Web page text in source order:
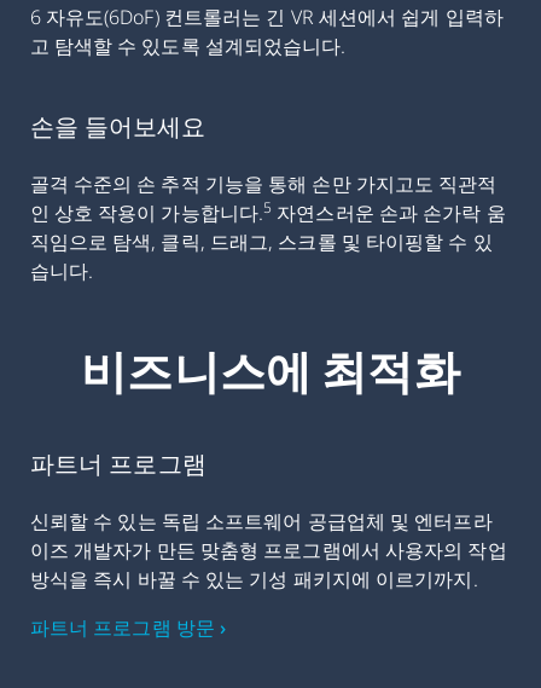
6 자유도(6DoF) 컨트롤러는 긴 VR 세션에서 쉽게 입력하
고 탐색할 수 있도록 설계되었습니다.
손을 들어보세요
골격 수준의 손 추적 기능을 통해 손만 가지고도 직관적
인 상호 작용이 가능합니다.5 자연스러운 손과 손가락 움
직임으로 탐색, 클릭, 드래그, 스크롤 및 타이핑할 수 있
습니다.
비즈니스에 최적화
파트너 프로그램
신뢰할 수 있는 독립 소프트웨어 공급업체 및 엔터프라
이즈 개발자가 만든 맞춤형 프로그램에서 사용자의 작업
방식을 즉시 바꿀 수 있는 기성 패키지에 이르기까지.
파트너 프로그램 방문 ›